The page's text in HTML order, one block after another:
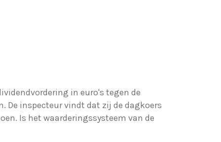
in euro's tegen de
De inspecteur vindt dat zij de dagkoers
Is het waarderingssysteem van de